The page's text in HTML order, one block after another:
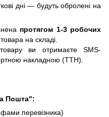
дні — будуть обролені на
протягом 1-3 робочих
на складі.
ви отримаєте SMS-
накладною (ТТН).
Пошта":
перевізника)